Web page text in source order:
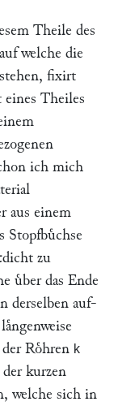
Theile des
welche die
fixirt
Theiles
ich mich
aus einem
Stopfbuͤchse
zu
uͤber das Ende
derselben auf-
Roͤhren k
kurzen
welche sich in